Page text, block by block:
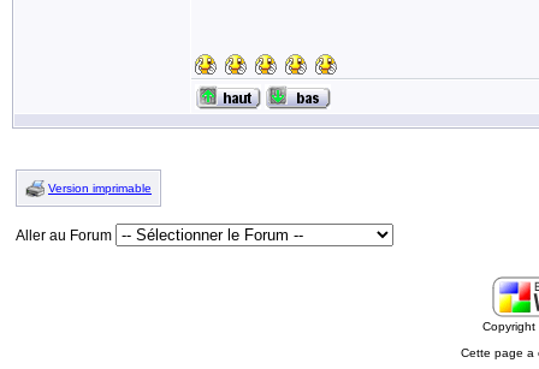
Version imprimable
Aller au Forum
Cette page a